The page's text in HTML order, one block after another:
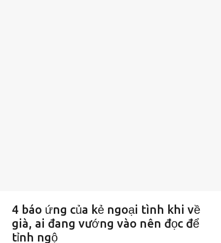
4 báo ứng của kẻ ngoại tình khi về
già, ai đang vướng vào nên đọc để
tỉnh ngộ